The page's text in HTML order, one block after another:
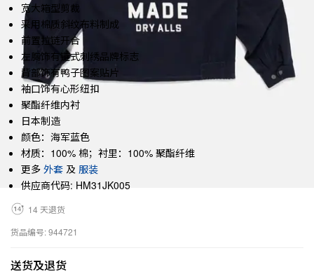
宽大箱型剪裁
采用棉质斜纹布料制成
前置拉链开合
左胸饰有链式刺绣品牌标志
背部饰有鸭子图案贴片
袖口饰有心形纽扣
聚酯纤维内衬
日本制造
颜色：海军蓝色
材质：100% 棉；衬里：100% 聚酯纤维
更多 外套 及 服装
供应商代码: HM31JK005
14 天退货
货品编号: 944721
送货及退货